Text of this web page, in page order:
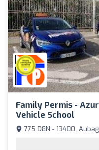
Family Permis -
Vehicle School
775 D8N - 13400,